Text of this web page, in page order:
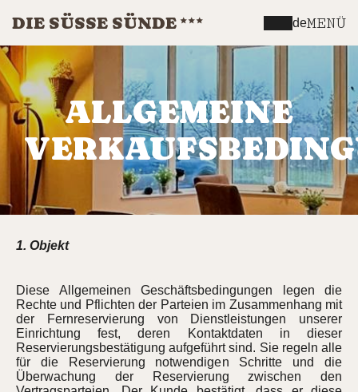
DIE SÜSSE SÜNDE deMENÜ
ALLGEMEINE
1. Objekt
Diese Allgemeinen Geschäftsbedingungen legen die
Rechte und Pflichten der Parteien im Zusammenhang mit
der Fernreservierung von Dienstleistungen unserer
Einrichtung fest, deren Kontaktdaten in dieser
Reservierungsbestätigung aufgeführt sind. Sie regeln alle
für die Reservierung notwendigen Schritte und die
Überwachung der Reservierung zwischen den